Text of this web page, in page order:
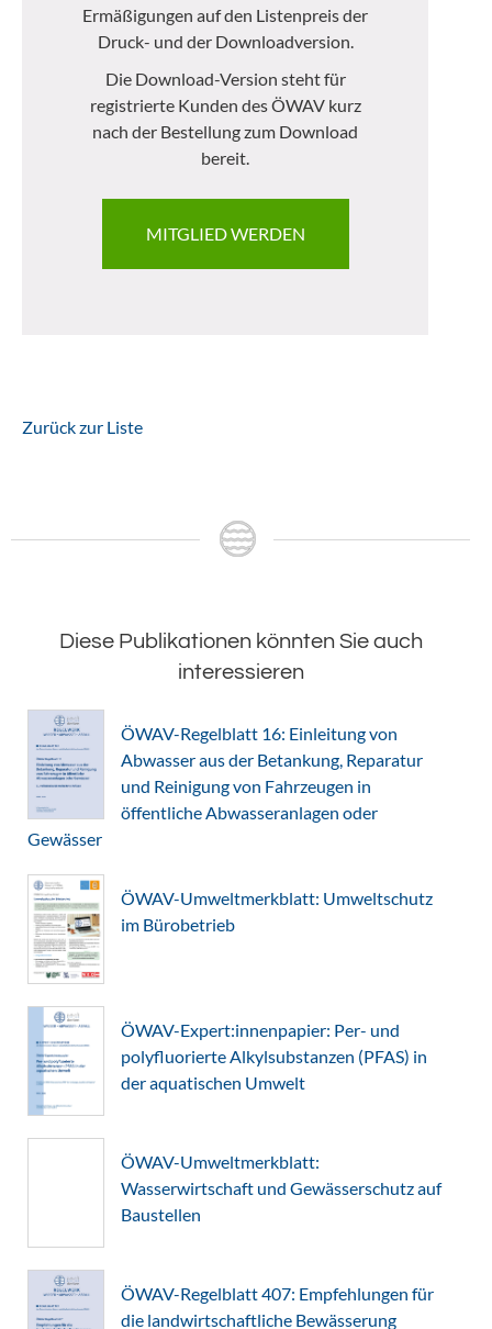
Ermäßigungen auf den Listenpreis der
Druck- und der Downloadversion.
Die Download-Version steht für
registrierte Kunden des ÖWAV kurz
nach der Bestellung zum Download
bereit.
MITGLIED WERDEN
Zurück zur Liste
Diese Publikationen könnten Sie auch
interessieren
ÖWAV-Regelblatt 16: Einleitung von
Abwasser aus der Betankung, Reparatur
und Reinigung von Fahrzeugen in
öffentliche Abwasseranlagen oder
Gewässer
ÖWAV-Umweltmerkblatt: Umweltschutz
im Bürobetrieb
ÖWAV-Expert:innenpapier: Per- und
polyfluorierte Alkylsubstanzen (PFAS) in
der aquatischen Umwelt
ÖWAV-Umweltmerkblatt:
Wasserwirtschaft und Gewässerschutz auf
Baustellen
ÖWAV-Regelblatt 407: Empfehlungen für
die landwirtschaftliche Bewässerung